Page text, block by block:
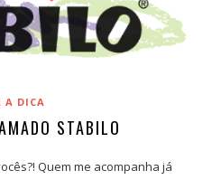
A DICA
STABILO
Quem me acompanha já